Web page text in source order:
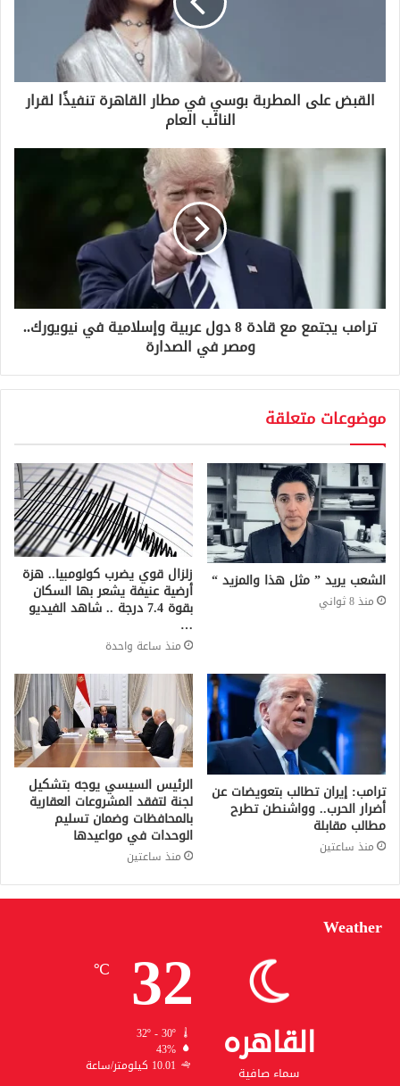
ر
القبض على المطربة بوسي في مطار القاهرة تنفيذًا لقرار
النائب العام
ترامب يجتمع مع قادة 8 دول عربية وإسلامية في نيويورك..
ومصر في الصدارة
موضوعات متعلقة
الشعب يريد ” مثل هذا والمزيد “
منذ 8 ثواني
زلزال قوي يضرب كولومبيا.. هزة
أرضية عنيفة يشعر بها السكان
بقوة 7.4 درجة .. شاهد الفيديو
…
منذ ساعة واحدة
ترامب: إيران تطالب بتعويضات عن
أضرار الحرب.. وواشنطن تطرح
مطالب مقابلة
منذ ساعتين
الرئيس السيسي يوجه بتشكيل
لجنة لتفقد المشروعات العقارية
بالمحافظات وضمان تسليم
الوحدات في مواعيدها
منذ ساعتين
Weather
القاهره
سماء صافية
32
℃
32º - 30º
43%
10.01 كيلومتر/ساعة